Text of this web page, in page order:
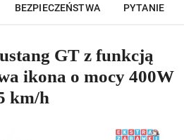
BEZPIECZEŃSTWA
PYTANIE
GT z funkcją
ikona o mocy 400W
km/h